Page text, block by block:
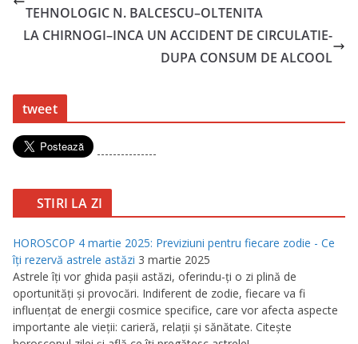
TEHNOLOGIC N. BALCESCU–OLTENITA
LA CHIRNOGI–INCA UN ACCIDENT DE CIRCULATIE-
DUPA CONSUM DE ALCOOL
tweet
---------------
STIRI LA ZI
HOROSCOP 4 martie 2025: Previziuni pentru fiecare zodie - Ce
îţi rezervă astrele astăzi 3 martie 2025
Astrele îţi vor ghida paşii astăzi, oferindu-ţi o zi plină de
oportunităţi şi provocări. Indiferent de zodie, fiecare va fi
influenţat de energii cosmice specifice, care vor afecta aspecte
importante ale vieţii: carieră, relaţii şi sănătate. Citeşte